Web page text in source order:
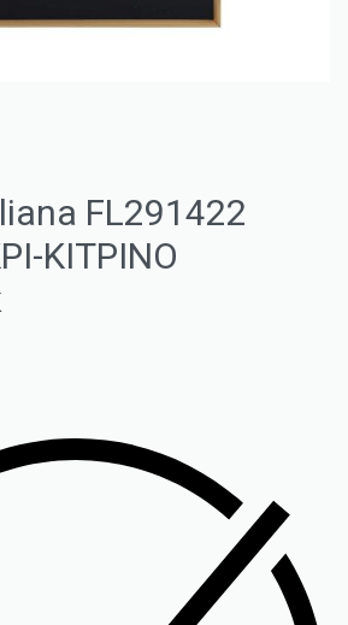
FL291422
ΚΙΤΡΙΝΟ